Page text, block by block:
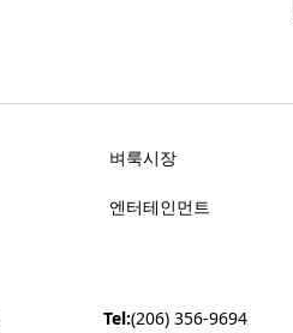
벼룩시장
엔터테인먼트
Tel:(206) 356-9694